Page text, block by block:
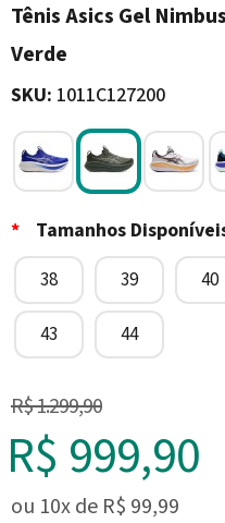
Tênis Asics Gel
Verde
SKU: 1011C127200
* Tamanhos
38 39 40
43 44
R$ 1.299,90
R$ 999,90
ou 10xde R$ 99,99